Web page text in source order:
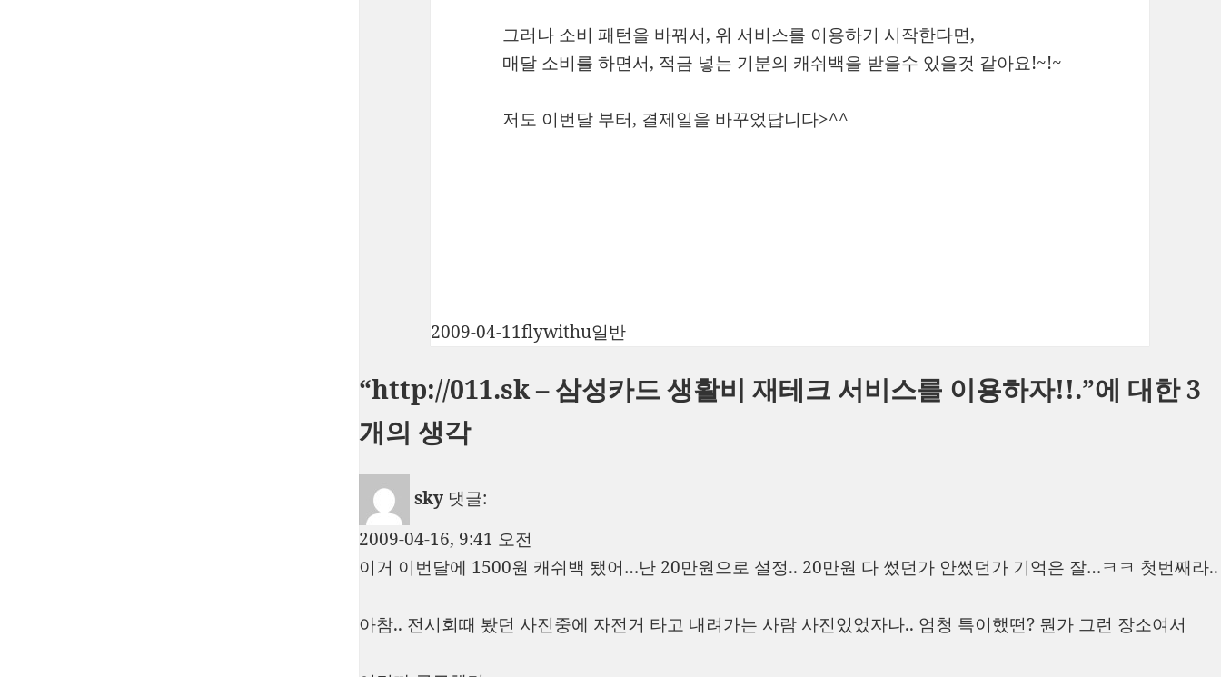
그러나 소비 패턴을 바꿔서, 위 서비스를 이용하기 시작한다면,
매달 소비를 하면서, 적금 넣는 기분의 캐쉬백을 받을수 있을것 같아요!~!~
저도 이번달 부터, 결제일을 바꾸었답니다>^^
작
일
자
2009-04-11글
이
flywithu카
고
일반
“http://011.sk – 삼성카드 생활비 재테크 서비스를 이용하자!!.”에 대한 3
개의 생각
sky 댓글:
2009-04-16, 9:41 오전
이거 이번달에 1500원 캐쉬백 됐어…난 20만원으로 설정.. 20만원 다 썼던가 안썼던가 기억은 잘…ㅋㅋ 첫번째라..
아참.. 전시회때 봤던 사진중에 자전거 타고 내려가는 사람 사진있었자나.. 엄청 특이했떤? 뭔가 그런 장소여서